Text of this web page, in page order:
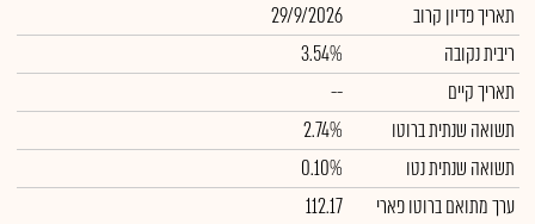
תאריך פדיון קרוב
29/9/2026
ריבית נקובה
3.54%
תאריך קיים
--
תשואה שנתית ברוטו
2.74%
תשואה שנתית נטו
0.10%
ערך מתואם ברוטו פארי
112.17